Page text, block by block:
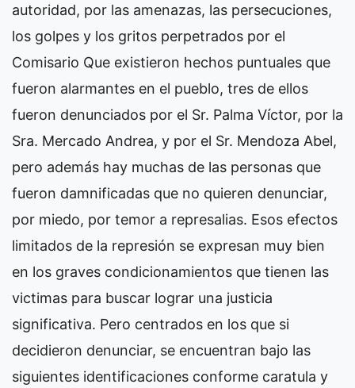
autoridad, por las amenazas, las persecuciones,
los golpes y los gritos perpetrados por el
Comisario Que existieron hechos puntuales que
fueron alarmantes en el pueblo, tres de ellos
fueron denunciados por el Sr. Palma Víctor, por la
Sra. Mercado Andrea, y por el Sr. Mendoza Abel,
pero además hay muchas de las personas que
fueron damnificadas que no quieren denunciar,
por miedo, por temor a represalias. Esos efectos
limitados de la represión se expresan muy bien
en los graves condicionamientos que tienen las
victimas para buscar lograr una justicia
significativa. Pero centrados en los que si
decidieron denunciar, se encuentran bajo las
siguientes identificaciones conforme caratula y